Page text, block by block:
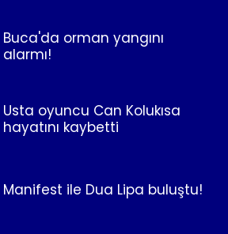
Buca'da orman yangını
alarmı!
Usta oyuncu Can Kolukısa
hayatını kaybetti
Manifest ile Dua Lipa buluştu!